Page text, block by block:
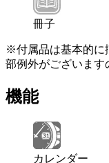
冊子
※付属品は基本的に
部例外がございます
機能
カレンダー